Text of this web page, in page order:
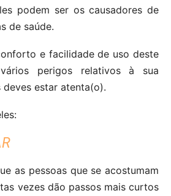
podem ser os causadores de
de saúde.
e facilidade de uso deste
perigos relativos à sua
estar atenta(o).
as pessoas que se acostumam
vezes dão passos mais curtos